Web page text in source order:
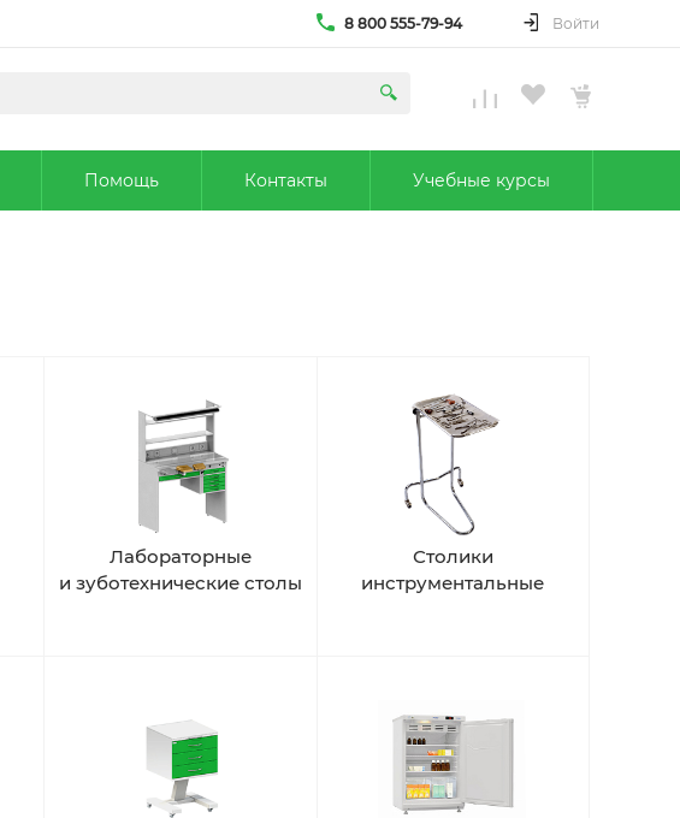
8 800 555-79-94 Войти
Помощь Контакты Учебные курсы
Лабораторные
и зуботехнические столы
Столики
инструментальные